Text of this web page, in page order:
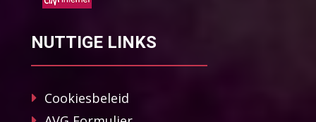
NUTTIGE LINKS
Cookiesbeleid